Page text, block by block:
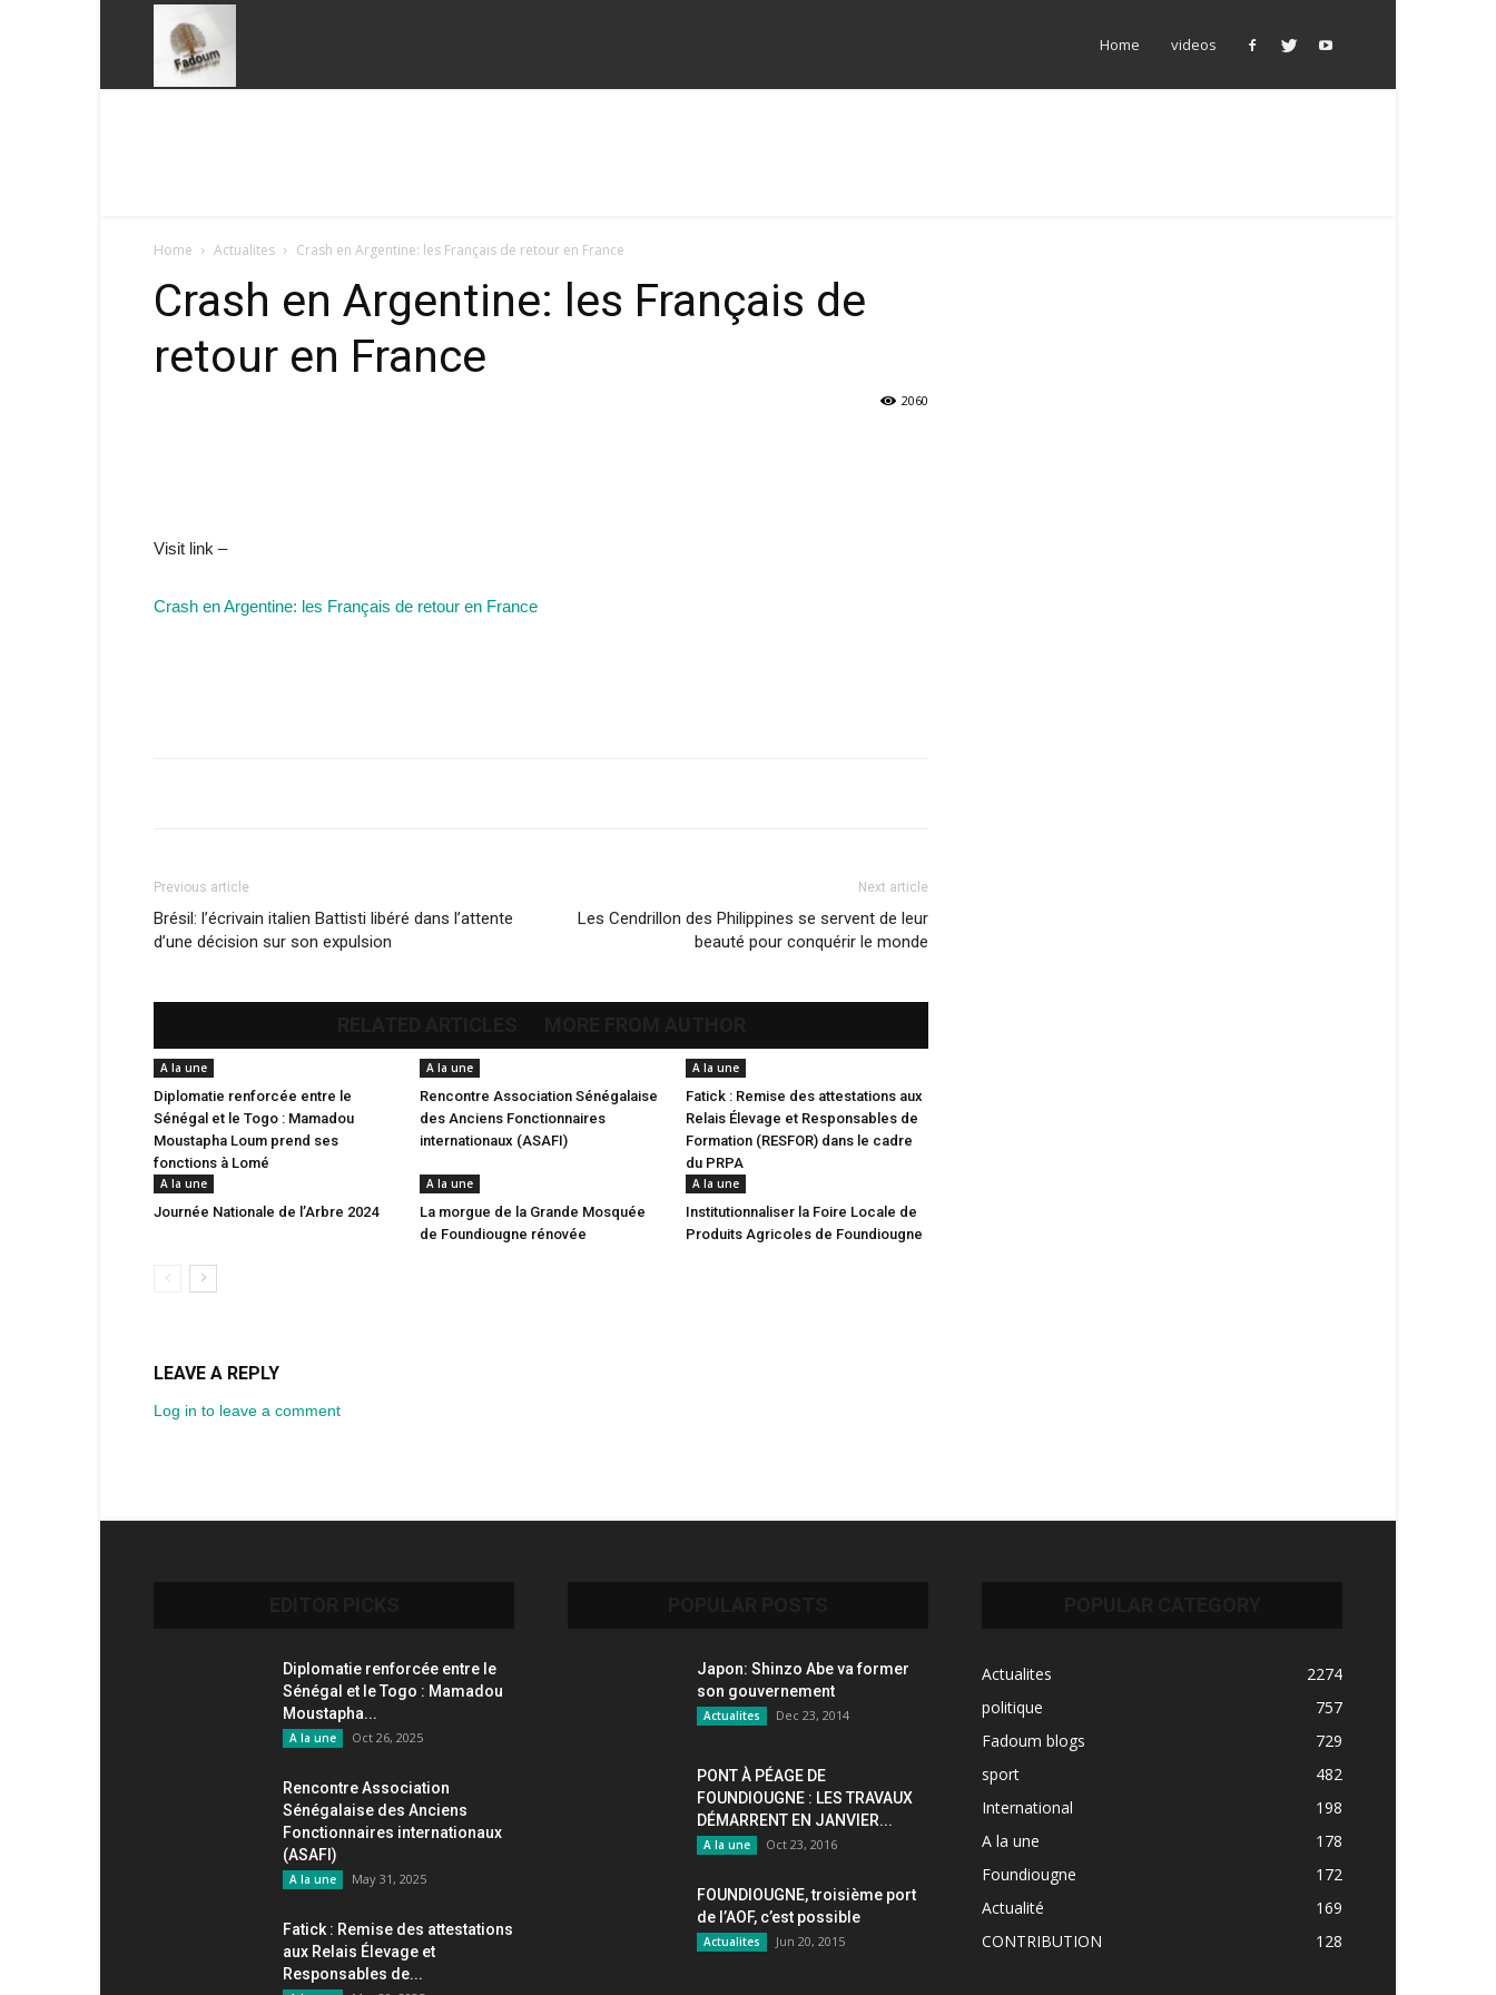
Home videos
Home Actualites Crash en Argentine: les Français de retour en France
Crash en Argentine: les Français de
retour en France
2060
Visit link –
Crash en Argentine: les Français de retour en France
Previous article
Brésil: l’écrivain italien Battisti libéré dans l’attente
d’une décision sur son expulsion
Next article
Les Cendrillon des Philippines se servent de leur
beauté pour conquérir le monde
A la une
Diplomatie renforcée entre le
Sénégal et le Togo : Mamadou
Moustapha Loum prend ses
fonctions à Lomé
A la une
Rencontre Association Sénégalaise
des Anciens Fonctionnaires
internationaux (ASAFI)
A la une
Fatick : Remise des attestations aux
Relais Élevage et Responsables de
Formation (RESFOR) dans le cadre
du PRPA
A la une
Journée Nationale de l’Arbre 2024
A la une
La morgue de la Grande Mosquée
de Foundiougne rénovée
A la une
Institutionnaliser la Foire Locale de
Produits Agricoles de Foundiougne
LEAVE A REPLY
Log in to leave a comment
Diplomatie renforcée entre le
Sénégal et le Togo : Mamadou
Moustapha...
A la une Oct 26, 2025
Rencontre Association
Sénégalaise des Anciens
Fonctionnaires internationaux
(ASAFI)
A la une May 31, 2025
Fatick : Remise des attestations
aux Relais Élevage et
Responsables de...
Japon: Shinzo Abe va former
son gouvernement
Actualites Dec 23, 2014
PONT À PÉAGE DE
FOUNDIOUGNE : LES TRAVAUX
DÉMARRENT EN JANVIER...
A la une Oct 23, 2016
FOUNDIOUGNE, troisième port
de l’AOF, c’est possible
Actualites Jun 20, 2015
Actualites
2274
politique
757
Fadoum blogs
729
sport
482
International
198
A la une
178
Foundiougne
172
Actualité
169
CONTRIBUTION
128